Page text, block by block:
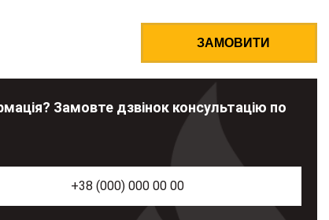
ЗАМОВИТИ
Замовте дзвінок консультацію по